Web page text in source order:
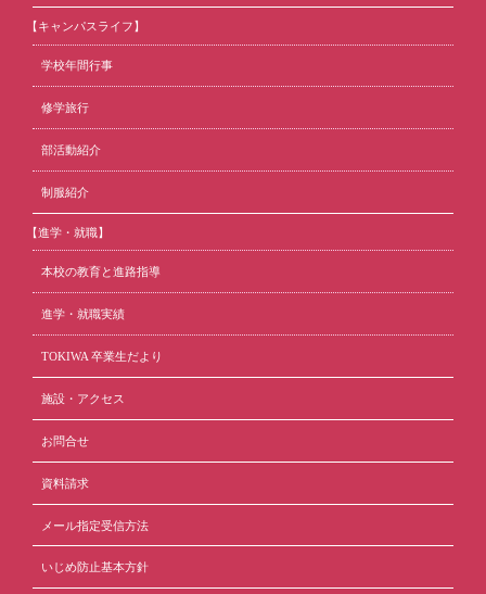
【キャンパスライフ】
学校年間行事
修学旅行
部活動紹介
制服紹介
【進学・就職】
本校の教育と進路指導
進学・就職実績
TOKIWA 卒業生だより
施設・アクセス
お問合せ
資料請求
メール指定受信方法
いじめ防止基本方針